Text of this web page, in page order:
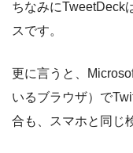
ちなみにTweetDeck
スです。
更に言うと、
いるブラウザ）で
合も、スマホと同じ